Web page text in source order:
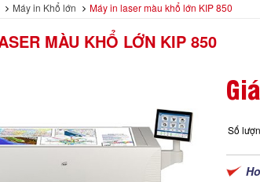
Máy in Khổ lớn Máy in laser màu khổ lớn KIP 850
MÀU KHỔ LỚN KIP 850
Số